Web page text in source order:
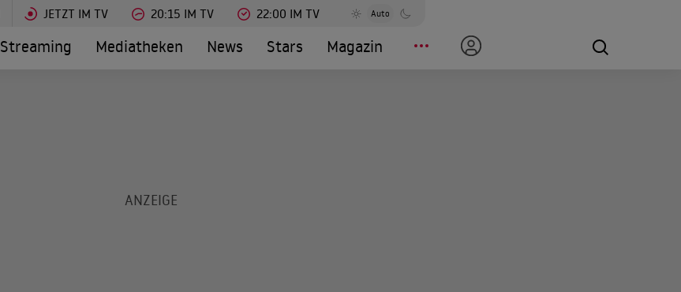
JETZT IM TV 20:15 IM TV 22:00 IM TV Auto
Streaming Mediatheken News Stars Magazin